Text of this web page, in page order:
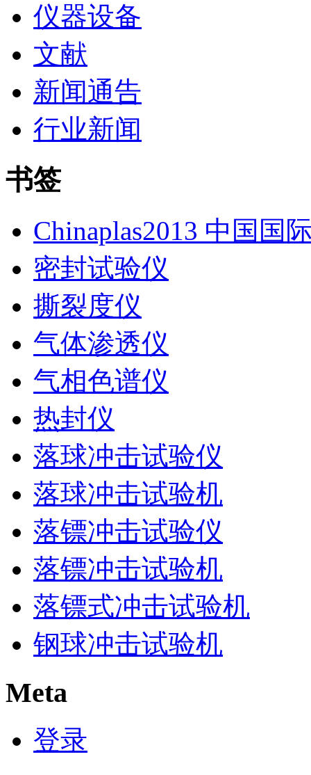
仪器设备
文献
新闻通告
行业新闻
书签
Chinaplas2013 中国国
密封试验仪
撕裂度仪
气体渗透仪
气相色谱仪
热封仪
落球冲击试验仪
落球冲击试验机
落镖冲击试验仪
落镖冲击试验机
落镖式冲击试验机
钢球冲击试验机
Meta
登录